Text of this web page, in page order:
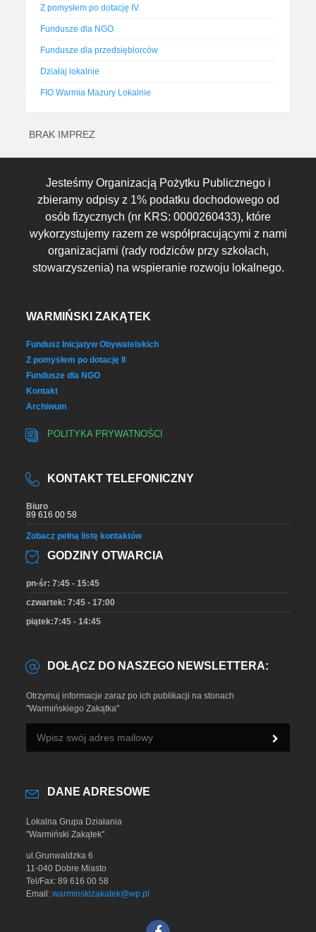
Z pomysłem po dotację IV
Fundusze dla NGO
Fundusze dla przedsiębiorców
Działaj lokalnie
FIO Warmia Mazury Lokalnie
BRAK IMPREZ
Jesteśmy Organizacją Pożytku Publicznego i
zbieramy odpisy z 1% podatku dochodowego od
osób fizycznych (nr KRS: 0000260433), które
wykorzystujemy razem ze współpracującymi z nami
organizacjami (rady rodziców przy szkołach,
stowarzyszenia) na wspieranie rozwoju lokalnego.
WARMIŃSKI ZAKĄTEK
Fundusz Inicjatyw Obywatelskich
Z pomysłem po dotację II
Fundusze dla NGO
Kontakt
Archiwum
POLITYKA PRYWATNOŚCI
KONTAKT TELEFONICZNY
Biuro
89 616 00 58
Zobacz pełną listę kontaktów
GODZINY OTWARCIA
pn-śr: 7:45 - 15:45
czwartek: 7:45 - 17:00
piątek:7:45 - 14:45
DOŁĄCZ DO NASZEGO NEWSLETTERA:
Otrzymuj informacje zaraz po ich publikacji na stonach
"Warmińskiego Zakątka"
DANE ADRESOWE
Lokalna Grupa Działania
"Warmiński Zakątek"
ul.Grunwaldzka 6
11-040 Dobre Miasto
Tel/Fax: 89 616 00 58
Email:warminskizakatek@wp.pl